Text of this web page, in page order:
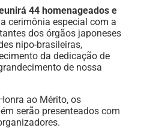
44 homenageados e
cerimônia especial com a
dos órgãos japoneses
nipo-brasileiras,
da dedicação de
de nossa
ao Mérito, os
serão presenteados com